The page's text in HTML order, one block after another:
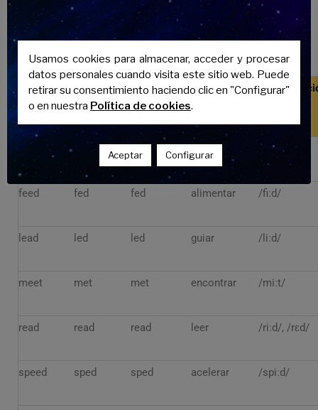
Aquí va una lista con algunos ejemplos
Infinitivo Pretérito
Pasado
Participio
Traducción
bled sangrar /bliːd/
feed fed fed alimentar /fiːd/
lead led led guiar /liːd/
meet met met encontrar /miːt/
read read read leer /riːd/, /rɛd/
speed sped sped acelerar /spiːd/
Usamos cookies para almacenar, acceder y procesar
datos personales cuando visita este sitio web. Puede
retirar su consentimiento haciendo clic en "Configurar"
o en nuestra Política de cookies.
Aceptar Configurar